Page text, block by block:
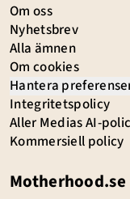
Om oss
Nyhetsbrev
Alla ämnen
Om cookies
Hantera
Integritetspolicy
Aller Medias AI-
Kommersiell policy
Motherhood.se